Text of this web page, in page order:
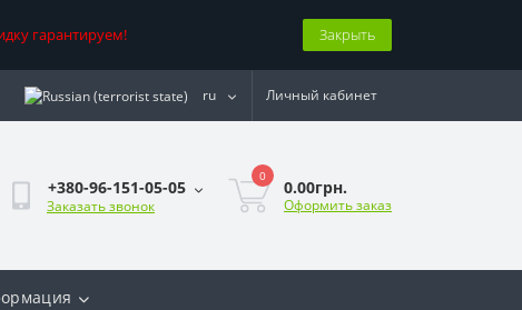
гарантируем! Закрыть
ru Личный кабинет
+380-96-151-05-05
Заказать звонок
0
0.00грн.
Оформить заказ